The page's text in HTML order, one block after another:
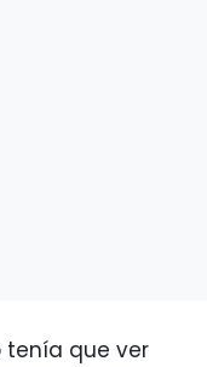
tenía que ver